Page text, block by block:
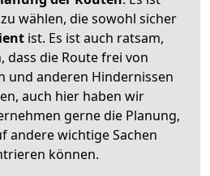
wählen, die sowohl sicher
ist. Es ist auch ratsam,
dass die Route frei von
und anderen Hindernissen
auch hier haben wir
gerne die Planung,
andere wichtige Sachen
können.